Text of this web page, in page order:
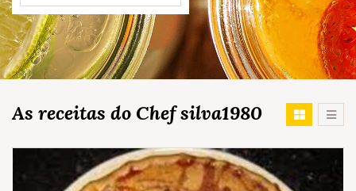
As receitas do Chef silva1980